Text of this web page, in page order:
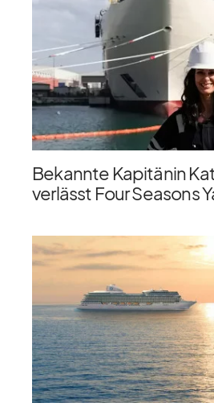
Bekannte Kapitänin
verlässt Four Seasons